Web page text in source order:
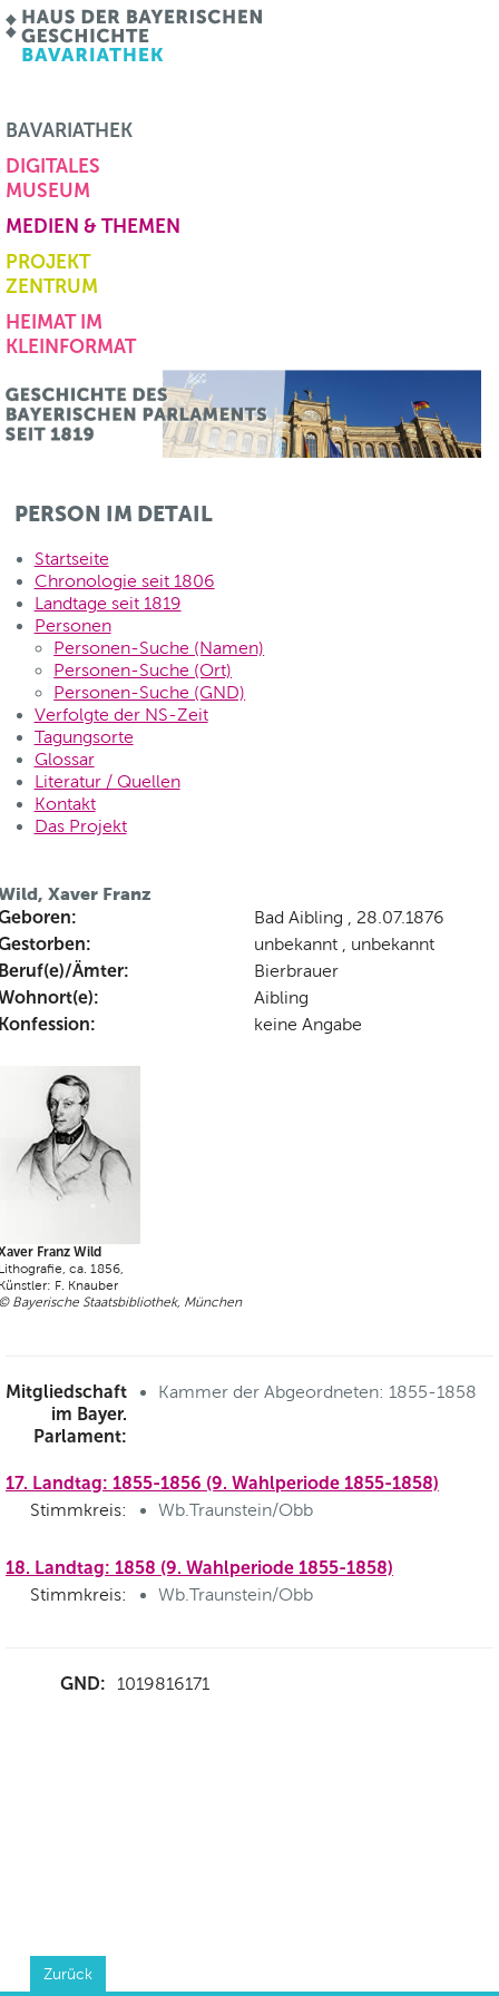
BAVARIATHEK
DIGITALES
MUSEUM
MEDIEN & THEMEN
PROJEKT
ZENTRUM
HEIMAT IM
KLEINFORMAT
PERSON IM DETAIL
Startseite
Chronologie seit 1806
Landtage seit 1819
Personen
Personen-Suche (Namen)
Personen-Suche (Ort)
Personen-Suche (GND)
Verfolgte der NS-Zeit
Tagungsorte
Glossar
Literatur / Quellen
Kontakt
Das Projekt
Xaver Franz
Bad Aibling , 28.07.1876
unbekannt , unbekannt
Ämter: Bierbrauer
Aibling
keine Angabe
Franz Wild
ca. 1856,
F. Knauber
Bayerische Staatsbibliothek, München
Mitgliedschaft
im Bayer.
Parlament:
Kammer der Abgeordneten: 1855-1858
17. Landtag: 1855-1856 (9. Wahlperiode 1855-1858)
Stimmkreis: Wb.Traunstein/Obb
18. Landtag: 1858 (9. Wahlperiode 1855-1858)
Stimmkreis: Wb.Traunstein/Obb
GND: 1019816171
Zurück